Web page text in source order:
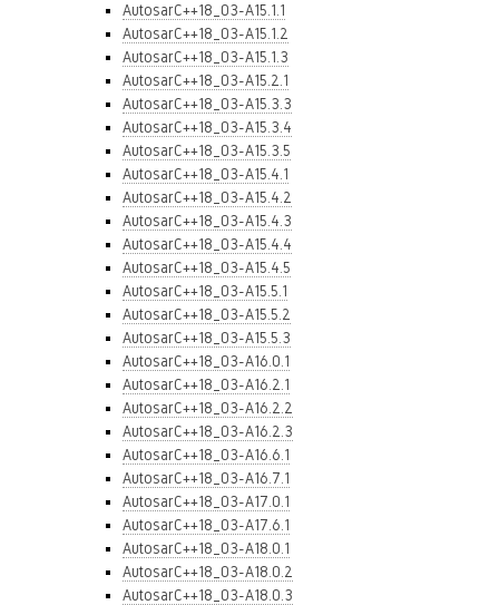
AutosarC++18_03-A15.1.1
AutosarC++18_03-A15.1.2
AutosarC++18_03-A15.1.3
AutosarC++18_03-A15.2.1
AutosarC++18_03-A15.3.3
AutosarC++18_03-A15.3.4
AutosarC++18_03-A15.3.5
AutosarC++18_03-A15.4.1
AutosarC++18_03-A15.4.2
AutosarC++18_03-A15.4.3
AutosarC++18_03-A15.4.4
AutosarC++18_03-A15.4.5
AutosarC++18_03-A15.5.1
AutosarC++18_03-A15.5.2
AutosarC++18_03-A15.5.3
AutosarC++18_03-A16.0.1
AutosarC++18_03-A16.2.1
AutosarC++18_03-A16.2.2
AutosarC++18_03-A16.2.3
AutosarC++18_03-A16.6.1
AutosarC++18_03-A16.7.1
AutosarC++18_03-A17.0.1
AutosarC++18_03-A17.6.1
AutosarC++18_03-A18.0.1
AutosarC++18_03-A18.0.2
AutosarC++18_03-A18.0.3